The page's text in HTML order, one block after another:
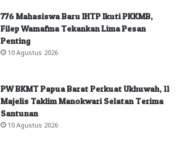
776 Mahasiswa Baru IHTP Ikuti PKKMB,
Filep Wamafma Tekankan Lima Pesan
Penting
10 Agustus 2026
PW BKMT Papua Barat Perkuat Ukhuwah, 11
Majelis Taklim Manokwari Selatan Terima
Santunan
10 Agustus 2026